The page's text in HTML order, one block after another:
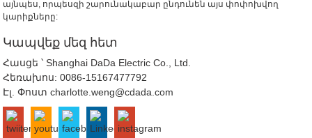
այնպես, որպեսզի շարունակաբար ընդունեն այս փոփոխվող
կարիքները:
Կապվեք մեզ հետ
Հասցե ՝ Shanghai DaDa Electric Co., Ltd.
Հեռախոս:0086-15167477792
Էլ. Փոստcharlotte.weng@cdada.com